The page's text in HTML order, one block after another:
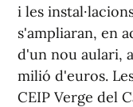
i les
s'ampliaran, en
d'un nou aulari,
milió d'euros.
CEIP Verge del